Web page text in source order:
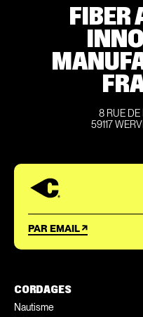
FIBER
8 RUE DE
59117
PAR EMAIL
CORDAGES
Nautisme